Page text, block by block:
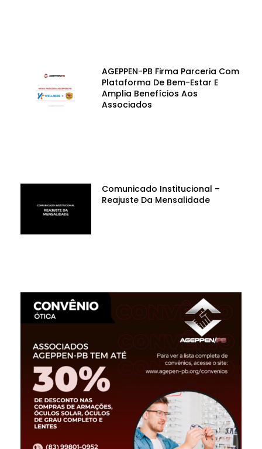
AGEPPEN-PB Firma Parceria Com
Plataforma De Bem-Estar E
Amplia Benefícios Aos
Associados
Comunicado Institucional –
Reajuste Da Mensalidade